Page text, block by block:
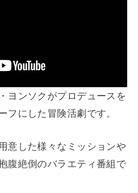
ヨンソクがプロデュースを
フにした冒険活劇です。
意した様々なミッションや
腹絶倒のバラエティ番組で